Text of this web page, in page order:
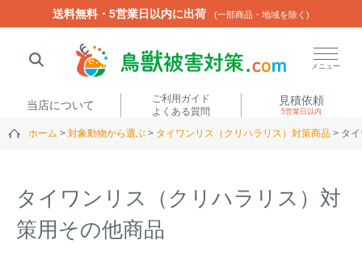
送料無料・5営業日以内に出荷 (一部商品・地域を除く)
メニュー
当店について
ご利用ガイド
よくある質問
見積依頼
5営業日以内
ホーム 対象動物から選ぶ タイワンリス（クリハラリス）対策商品 タ
タイワンリス（クリハラリス）対
策用その他商品
送料無料・5営業日以内に出荷 (一部商品・地域を除く)
閉じる
いのししくん TREL4G-Rアニマルネット2300
アニマルセンサー